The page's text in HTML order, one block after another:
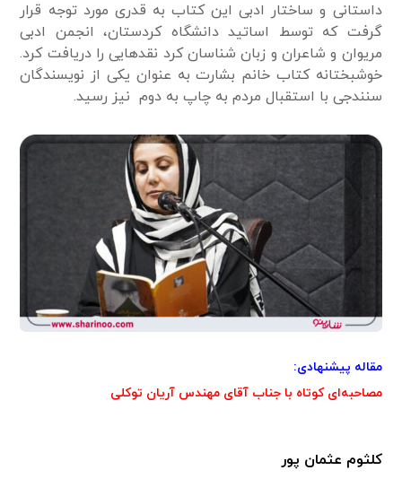
داستانی و ساختار ادبی این کتاب به قدری مورد توجه قرار
گرفت که توسط اساتید دانشگاه کردستان، انجمن ادبی
مریوان و شاعران و زبان شناسان کرد نقدهایی را دریافت کرد.
خوشبختانه کتاب خانم بشارت به عنوان یکی از نویسندگان
سنندجی با استقبال مردم به چاپ به دوم نیز رسید.
مقاله پیشنهادی:
مصاحبه‌ای کوتاه با جناب آقای مهندس آریان توکلی
کلثوم عثمان پور